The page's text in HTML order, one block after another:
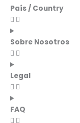
País / Country
Sobre Nosotros
Legal
FAQ